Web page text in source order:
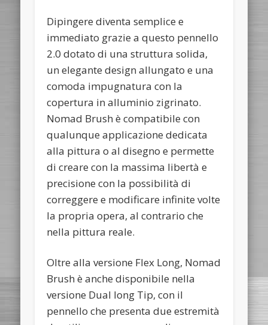
Dipingere diventa semplice e
immediato grazie a questo pennello
2.0 dotato di una struttura solida,
un elegante design allungato e una
comoda impugnatura con la
copertura in alluminio zigrinato.
Nomad Brush è compatibile con
qualunque applicazione dedicata
alla pittura o al disegno e permette
di creare con la massima libertà e
precisione con la possibilità di
correggere e modificare infinite volte
la propria opera, al contrario che
nella pittura reale.
Oltre alla versione Flex Long, Nomad
Brush è anche disponibile nella
versione Dual long Tip, con il
pennello che presenta due estremità